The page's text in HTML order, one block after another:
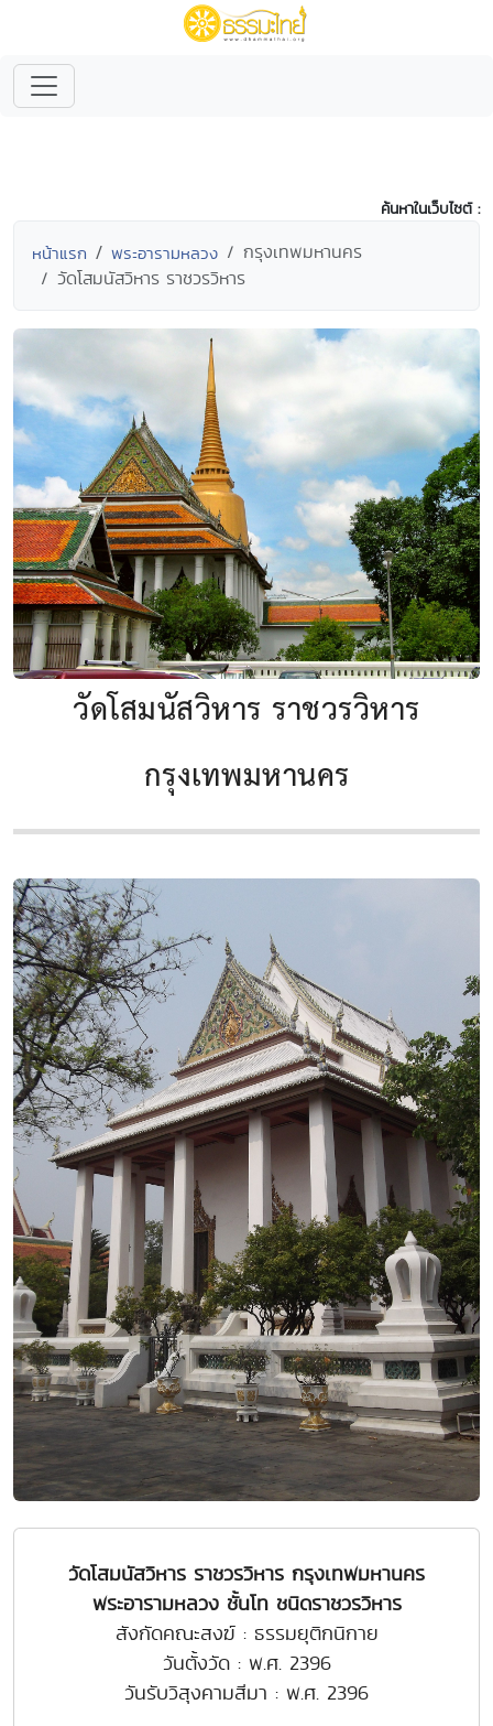
ค้นหาในเว็บไซต์ :
หน้าแรก พระอารามหลวง
กรุงเทพมหานคร
วัดโสมนัสวิหาร ราชวรวิหาร
วัดโสมนัสวิหาร ราชวรวิหาร
กรุงเทพมหานคร
วัดโสมนัสวิหาร ราชวรวิหาร กรุงเทพมหานคร
พระอารามหลวง ชั้นโท ชนิดราชวรวิหาร
สังกัดคณะสงฆ์ : ธรรมยุติกนิกาย
วันตั้งวัด : พ.ศ. 2396
วันรับวิสุงคามสีมา : พ.ศ. 2396